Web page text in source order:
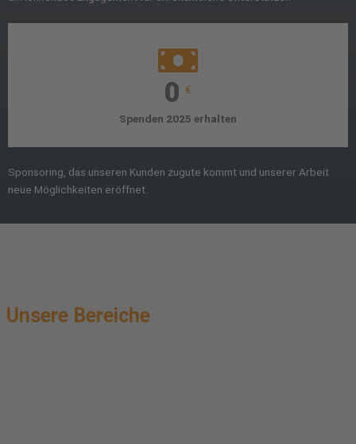
0 €
Spenden 2025 erhalten
Sponsoring, das unseren Kunden zugute kommt und unserer Arbeit
neue Möglichkeiten eröffnet.
Unsere Bereiche